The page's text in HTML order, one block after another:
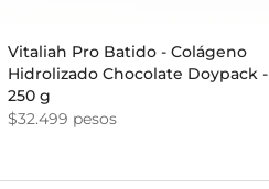
Vitaliah Pro Batido - Colágeno
Hidrolizado Chocolate Doypack -
250 g
$32.499 pesos